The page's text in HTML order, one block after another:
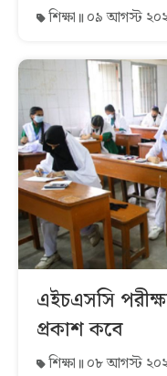
শিক্ষা ০৯ আগস্ট
এইচএসসি
প্রকাশ কবে
শিক্ষা ০৮ আগস্ট